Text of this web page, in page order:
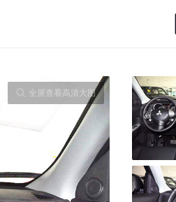
全屏查看高清大图